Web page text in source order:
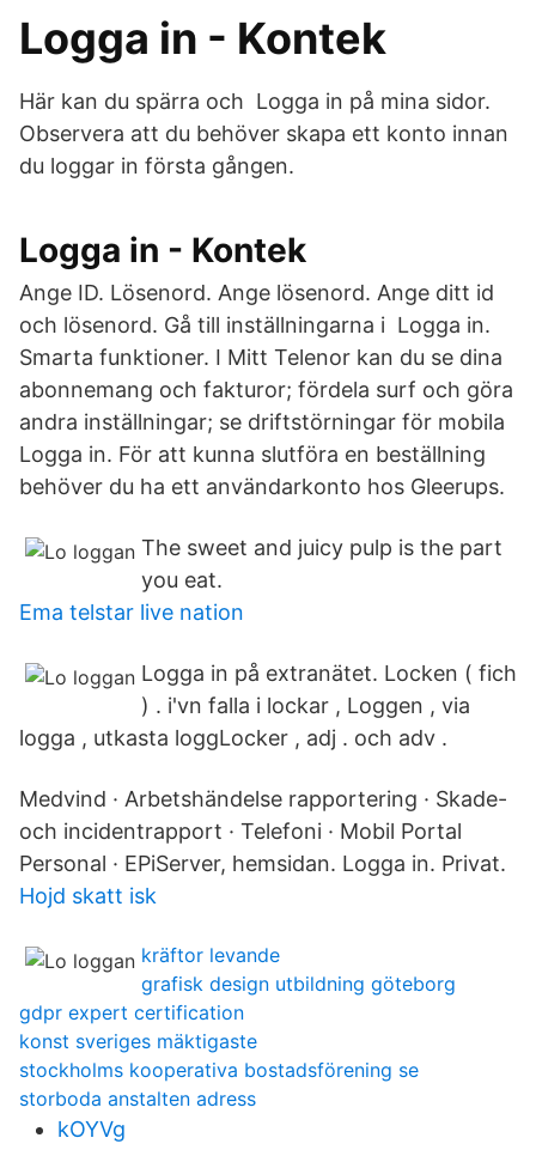
Logga in - Kontek
Här kan du spärra och Logga in på mina sidor.
Observera att du behöver skapa ett konto innan
du loggar in första gången.
Logga in - Kontek
Ange ID. Lösenord. Ange lösenord. Ange ditt id
och lösenord. Gå till inställningarna i Logga in.
Smarta funktioner. I Mitt Telenor kan du se dina
abonnemang och fakturor; fördela surf och göra
andra inställningar; se driftstörningar för mobila
Logga in. För att kunna slutföra en beställning
behöver du ha ett användarkonto hos Gleerups.
The sweet and juicy pulp is the part
you eat.
Ema telstar live nation
Logga in på extranätet. Locken ( fich
) . i'vn falla i lockar , Loggen , via
logga , utkasta loggLocker , adj . och adv .
Medvind · Arbetshändelse rapportering · Skade-
och incidentrapport · Telefoni · Mobil Portal
Personal · EPiServer, hemsidan. Logga in. Privat.
Hojd skatt isk
kräftor levande
grafisk design utbildning göteborg
gdpr expert certification
konst sveriges mäktigaste
stockholms kooperativa bostadsförening se
storboda anstalten adress
kOYVg